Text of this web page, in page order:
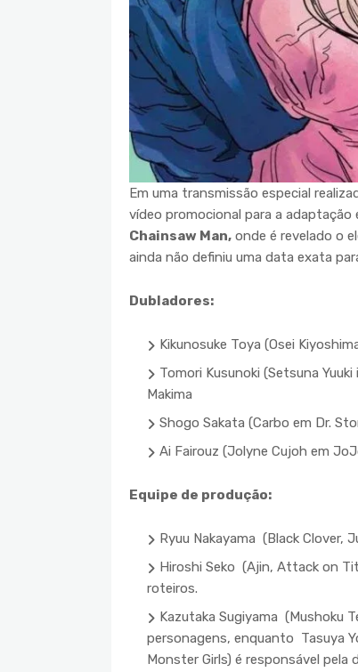
Em uma transmissão especial
vídeo promocional para a
Chainsaw Man, onde é revelado o
ainda não definiu uma data exata
Dubladores:
Kikunosuke Toya (Osei
Tomori Kusunoki (Setsuna
Makima
Shogo Sakata (Carbo em Dr.
Ai Fairouz (Jolyne Cujoh em
Equipe de produção:
Ryuu Nakayama (Black Clover,
Hiroshi Seko (Ajin, Attack on
roteiros.
Kazutaka Sugiyama (Mushoku
personagens, enquanto Tasuya
Monster Girls) é responsável pela